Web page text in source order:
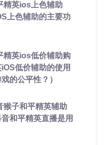
精英ios上色辅助
上色辅助的主要功
精英ios低价辅助购
低价辅助的使用
的公平性？）
猴子和平精英辅助
和平精英直播是用